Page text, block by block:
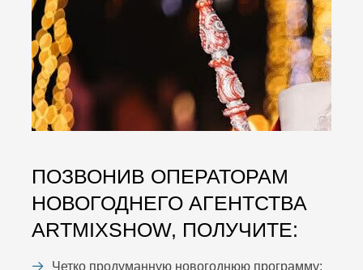
ПОЗВОНИВ ОПЕРАТОРАМ
НОВОГОДНЕГО АГЕНТСТВА
ARTMIXSHOW, ПОЛУЧИТЕ:
Четко продуманную новогоднюю программу;